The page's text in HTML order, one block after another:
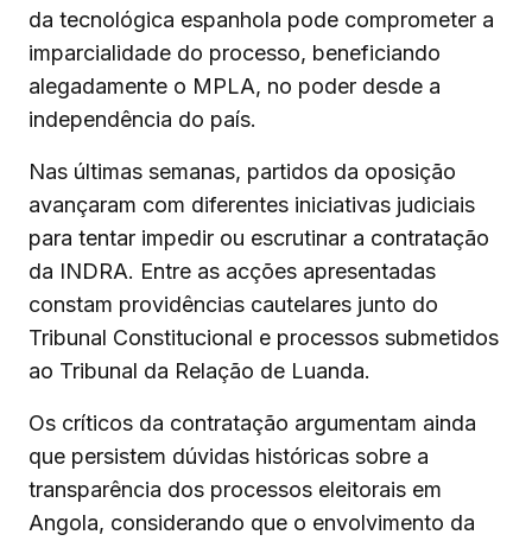
da tecnológica espanhola pode comprometer a
imparcialidade do processo, beneficiando
alegadamente o MPLA, no poder desde a
independência do país.
Nas últimas semanas, partidos da oposição
avançaram com diferentes iniciativas judiciais
para tentar impedir ou escrutinar a contratação
da INDRA. Entre as acções apresentadas
constam providências cautelares junto do
Tribunal Constitucional e processos submetidos
ao Tribunal da Relação de Luanda.
Os críticos da contratação argumentam ainda
que persistem dúvidas históricas sobre a
transparência dos processos eleitorais em
Angola, considerando que o envolvimento da